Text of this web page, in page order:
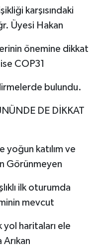
karşısındaki
Üyesi Hakan
önemine dikkat
COP31
bulundu.
DE DİKKAT
yoğun katılım ve
Görünmeyen
ilk oturumda
mevcut
haritaları ele